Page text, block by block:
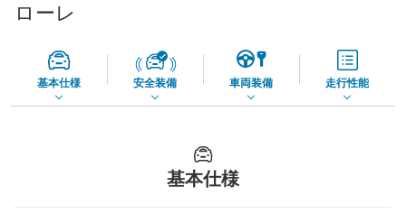
ローレ
基本仕様 安全装備 車両装備 走行性能
基本仕様